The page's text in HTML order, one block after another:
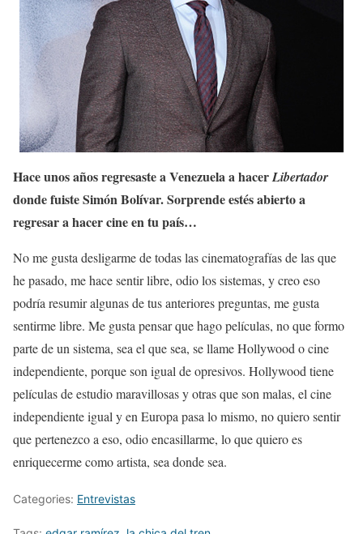
Hace unos años regresaste a Venezuela a hacerLibertador
donde fuiste Simón Bolívar. Sorprende estés abierto a
regresar a hacer cine en tu país…
No me gusta desligarme de todas las cinematografías de las que
he pasado, me hace sentir libre, odio los sistemas, y creo eso
podría resumir algunas de tus anteriores preguntas, me gusta
sentirme libre. Me gusta pensar que hago películas, no que formo
parte de un sistema, sea el que sea, se llame Hollywood o cine
independiente, porque son igual de opresivos. Hollywood tiene
películas de estudio maravillosas y otras que son malas, el cine
independiente igual y en Europa pasa lo mismo, no quiero sentir
que pertenezco a eso, odio encasillarme, lo que quiero es
enriquecerme como artista, sea donde sea.
Categories: Entrevistas